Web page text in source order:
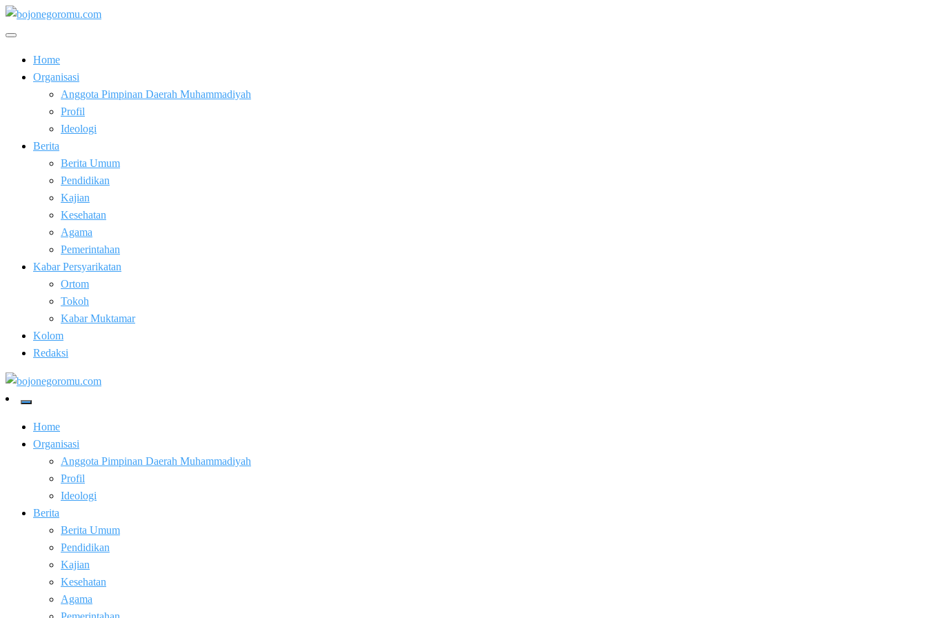
Skip
to
bojonegoromu.com
Home
Organisasi
Anggota Pimpinan Daerah Muhammadiyah
Profil
Ideologi
Berita
Berita Umum
Pendidikan
Kajian
Kesehatan
Agama
Pemerintahan
Kabar Persyarikatan
Ortom
Tokoh
Kabar Muktamar
Kolom
Redaksi
bojonegoromu.com
Home
Organisasi
Anggota Pimpinan Daerah Muhammadiyah
Profil
Ideologi
Berita
Berita Umum
Pendidikan
Kajian
Kesehatan
Agama